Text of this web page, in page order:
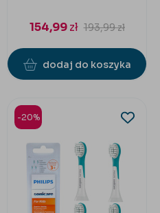
154,99zł 193,99zł
dodaj do koszyka
-20%